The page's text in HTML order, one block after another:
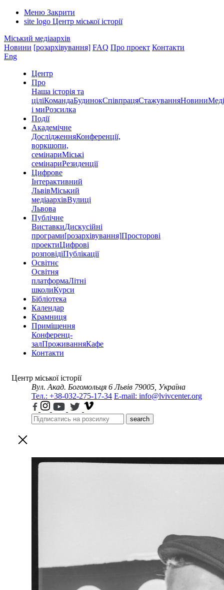
Меню Закрити
site logo Центр міської історії
Міський медіаархів
Новини [розархівування] FAQ Про проект Контакти
Eng
Центр
Про
Наша історія та
ціліКомандаБудинокСпівпрацяСтажуванняНовини
і миРозсилка
Події
Академічне
ДослідженняКонференції,
воркшопи,
семінариМіські
семінариРезиденції
Цифрове
Інтерактивний
ЛьвівМіський
медіаархівВулиці
Львова
Публічне
ВиставкиДискусійні
програми[розархівування]Просторові
проектиЦифрові
розповідіПублікації
Освітнє
Освітня
платформаЛітні
школиКурси
Бібліотека
Календар
Крамниця
Приміщення
Конференц-
залПроживанняКафе
Контакти
Центр міської історії
Вул. Акад. Богомольця 6 Львів 79005, Україна
Тел.: +38-032-275-17-34 E-mail: info@lvivcenter.org
search